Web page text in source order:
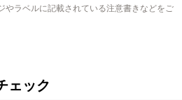
やラベルに記載されている注意書きなどをご
ェック